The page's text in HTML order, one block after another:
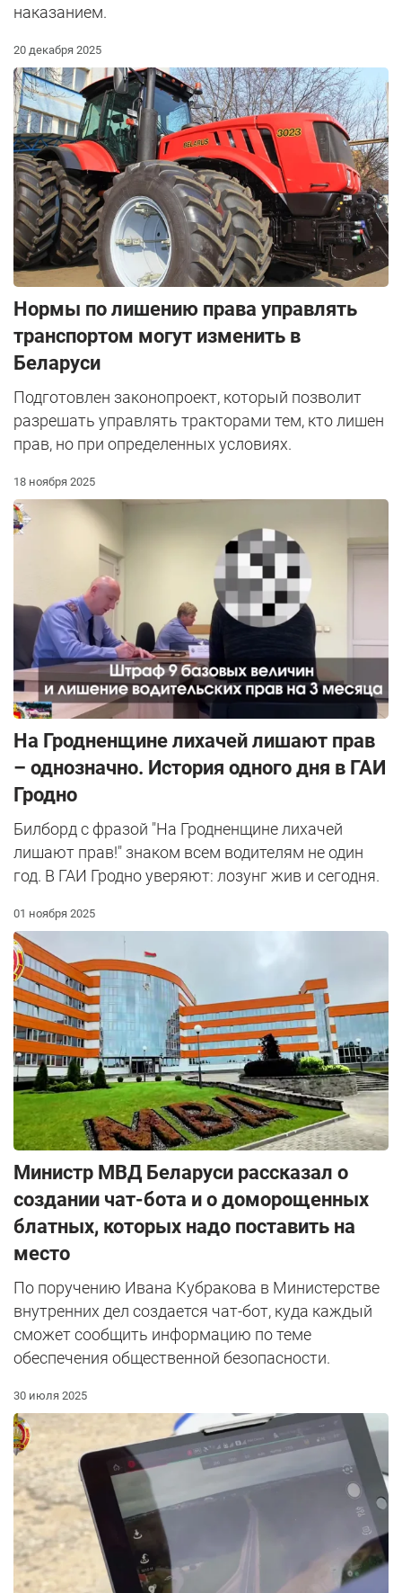
наказанием.
20 декабря 2025
Нормы по лишению права управлять
транспортом могут изменить в
Беларуси
Подготовлен законопроект, который позволит
разрешать управлять тракторами тем, кто лишен
прав, но при определенных условиях.
18 ноября 2025
На Гродненщине лихачей лишают прав
– однозначно. История одного дня в ГАИ
Гродно
Билборд с фразой "На Гродненщине лихачей
лишают прав!" знаком всем водителям не один
год. В ГАИ Гродно уверяют: лозунг жив и сегодня.
01 ноября 2025
Министр МВД Беларуси рассказал о
создании чат-бота и о доморощенных
блатных, которых надо поставить на
место
По поручению Ивана Кубракова в Министерстве
внутренних дел создается чат-бот, куда каждый
сможет сообщить информацию по теме
обеспечения общественной безопасности.
30 июля 2025